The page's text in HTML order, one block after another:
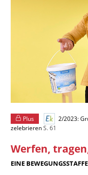
Plus
2/2023:
zelebrierenS. 61
Werfen,
:
EINE